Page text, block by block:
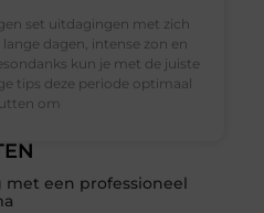
met een professioneel
set uitdagingen met zich
dagen, intense zon en
kun je met de juiste
tips deze periode optimaal
om